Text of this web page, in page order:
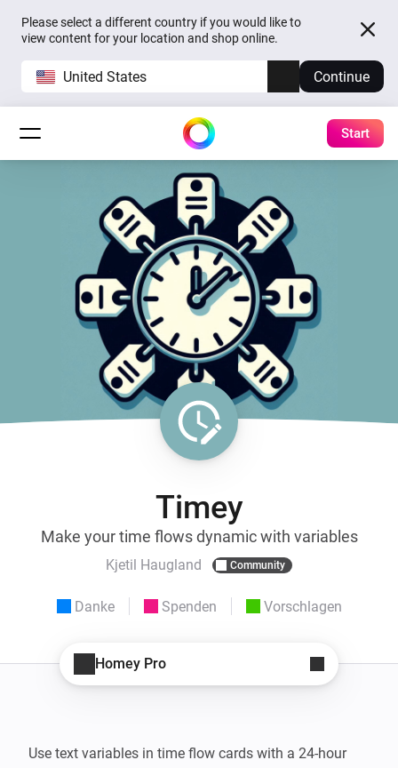
Please select a different country if you would like to
view content for your location and shop online.
United States Continue
Start
Timey
Make your time flows dynamic with variables
Kjetil Haugland Community
Danke Spenden Vorschlagen
Homey Pro
Use text variables in time flow cards with a 24-hour